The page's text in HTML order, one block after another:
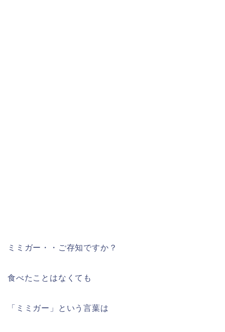
ミミガー・・ご存知ですか？
食べたことはなくても
「ミミガー」という言葉は